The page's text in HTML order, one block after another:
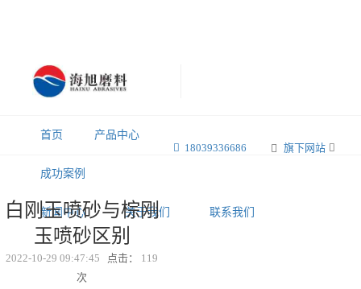
旗下网站
18039336686
首页 产品中心
成功案例
新闻中心 关于我们 联系我们
白刚玉喷砂与棕刚
玉喷砂区别
2022-10-29 09:47:45 点击： 119
次